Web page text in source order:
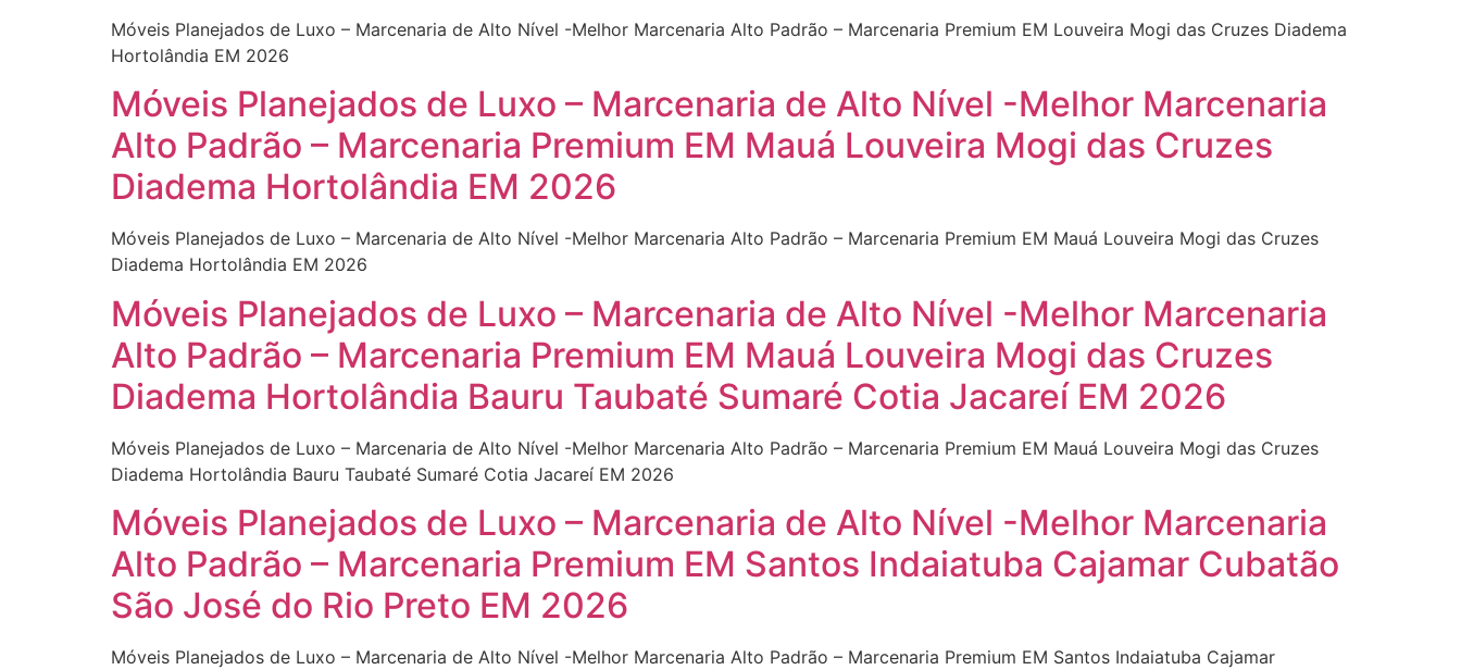
Móveis Planejados de Luxo – Marcenaria de Alto Nível -Melhor Marcenaria Alto Padrão – Marcenaria Premium EM Louveira Mogi das Cruzes Diadema
Hortolândia EM 2026
Móveis Planejados de Luxo – Marcenaria de Alto Nível -Melhor Marcenaria
Alto Padrão – Marcenaria Premium EM Mauá Louveira Mogi das Cruzes
Diadema Hortolândia EM 2026
Móveis Planejados de Luxo – Marcenaria de Alto Nível -Melhor Marcenaria Alto Padrão – Marcenaria Premium EM Mauá Louveira Mogi das Cruzes
Diadema Hortolândia EM 2026
Móveis Planejados de Luxo – Marcenaria de Alto Nível -Melhor Marcenaria
Alto Padrão – Marcenaria Premium EM Mauá Louveira Mogi das Cruzes
Diadema Hortolândia Bauru Taubaté Sumaré Cotia Jacareí EM 2026
Móveis Planejados de Luxo – Marcenaria de Alto Nível -Melhor Marcenaria Alto Padrão – Marcenaria Premium EM Mauá Louveira Mogi das Cruzes
Diadema Hortolândia Bauru Taubaté Sumaré Cotia Jacareí EM 2026
Móveis Planejados de Luxo – Marcenaria de Alto Nível -Melhor Marcenaria
Alto Padrão – Marcenaria Premium EM Santos Indaiatuba Cajamar Cubatão
São José do Rio Preto EM 2026
Móveis Planejados de Luxo – Marcenaria de Alto Nível -Melhor Marcenaria Alto Padrão – Marcenaria Premium EM Santos Indaiatuba Cajamar